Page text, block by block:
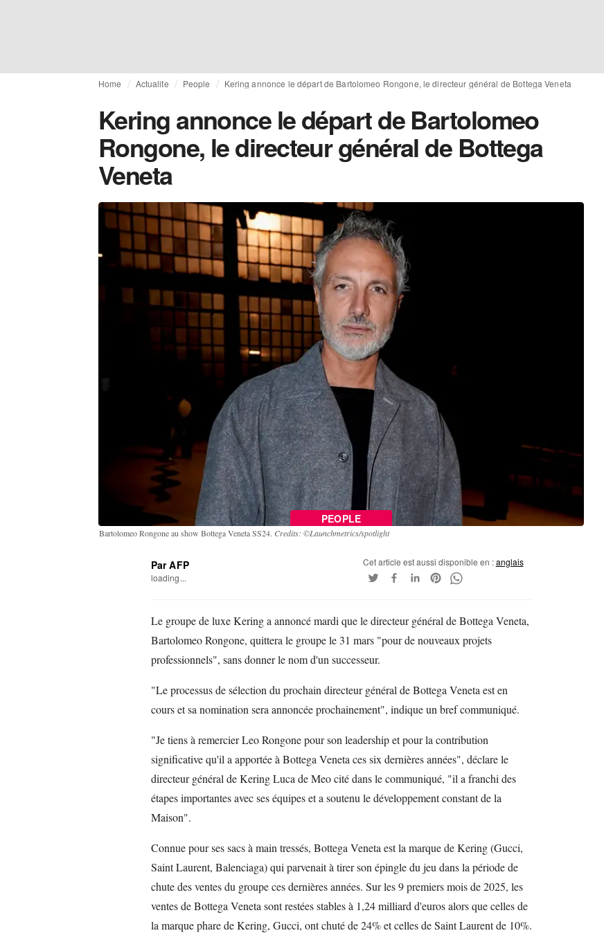
Home Actualite People Kering annonce le départ de Bartolomeo Rongone, le directeur général de Bottega Veneta
Kering annonce le départ de Bartolomeo
Rongone, le directeur général de Bottega
Veneta
PEOPLE
Bartolomeo Rongone au show Bottega Veneta SS24. Credits: ©Launchmetrics/spotlight
Par AFP
loading...
Cet article est aussi disponible en :anglais
Le groupe de luxe Kering a annoncé mardi que le directeur général de Bottega Veneta,
Bartolomeo Rongone, quittera le groupe le 31 mars "pour de nouveaux projets
professionnels", sans donner le nom d'un successeur.
"Le processus de sélection du prochain directeur général de Bottega Veneta est en
cours et sa nomination sera annoncée prochainement", indique un bref communiqué.
"Je tiens à remercier Leo Rongone pour son leadership et pour la contribution
significative qu'il a apportée à Bottega Veneta ces six dernières années", déclare le
directeur général de Kering Luca de Meo cité dans le communiqué, "il a franchi des
étapes importantes avec ses équipes et a soutenu le développement constant de la
Maison".
Connue pour ses sacs à main tressés, Bottega Veneta est la marque de Kering (Gucci,
Saint Laurent, Balenciaga) qui parvenait à tirer son épingle du jeu dans la période de
chute des ventes du groupe ces dernières années. Sur les 9 premiers mois de 2025, les
ventes de Bottega Veneta sont restées stables à 1,24 milliard d'euros alors que celles de
la marque phare de Kering, Gucci, ont chuté de 24% et celles de Saint Laurent de 10%.